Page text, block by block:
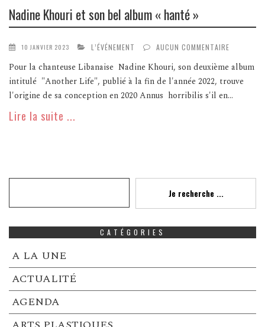
Nadine Khouri et son bel album « hanté »
10 JANVIER 2023 L’ÉVÉNEMENT AUCUN COMMENTAIRE
Pour la chanteuse Libanaise Nadine Khouri, son deuxième album
intitulé "Another Life", publié à la fin de l'année 2022, trouve
l'origine de sa conception en 2020 Annus horribilis s'il en...
Lire la suite ...
Je recherche ...
CATÉGORIES
A LA UNE
ACTUALITÉ
AGENDA